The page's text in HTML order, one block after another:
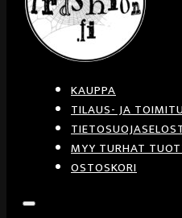
KAUPPA
TILAUS- JA
MYY TURHAT
OSTOSKORI